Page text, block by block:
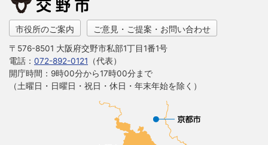
市役所のご案内 ご意見・ご提案・お問い合わせ
〒576-8501 大阪府交野市私部1丁目1番1号
電話： 072-892-0121 （代表）
開庁時間：9時00分から17時00分まで
（土曜日・日曜日・祝日・休日・年末年始を除く）